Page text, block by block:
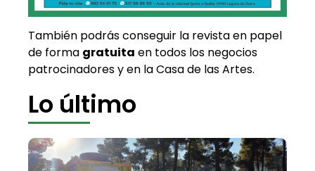
También podrás conseguir la revista en papel
de forma gratuita en todos los negocios
patrocinadores y en la Casa de las Artes.
Lo último